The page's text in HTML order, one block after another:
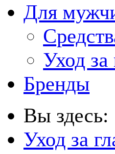
Для
Уход
Бренды
Вы здесь:
Уход за